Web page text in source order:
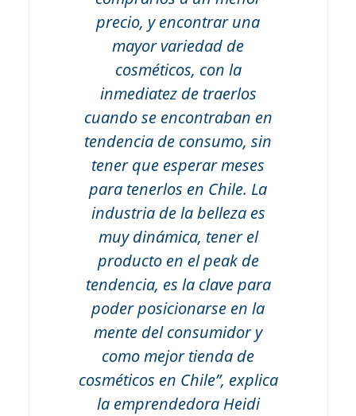
precio, y encontrar una
mayor variedad de
cosméticos, con la
inmediatez de traerlos
cuando se encontraban en
tendencia de consumo, sin
tener que esperar meses
para tenerlos en Chile. La
industria de la belleza es
muy dinámica, tener el
producto en el peak de
tendencia, es la clave para
poder posicionarse en la
mente del consumidor y
como mejor tienda de
cosméticos en Chile”, explica
la emprendedora Heidi